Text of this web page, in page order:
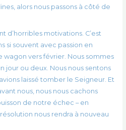
alors nous passons à côté de
d’horribles motivations. C’est
si souvent avec passion en
wagon vers février. Nous sommes
jour ou deux. Nous nous sentons
laissé tomber le Seigneur. Et
nous, nous nous cachons
de notre échec – en
nous rendra à nouveau